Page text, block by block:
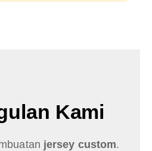
Kami
jersey custom.